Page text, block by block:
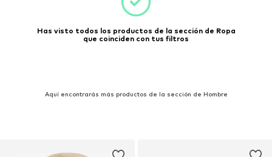
Has visto todos los productos de la sección de Ropa
que coinciden con tus filtros
Aquí encontrarás más productos de la sección de Hombre